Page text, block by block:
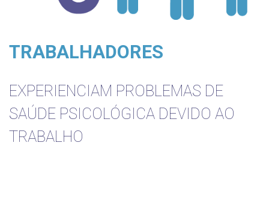
TRABALHADORES
EXPERIENCIAM PROBLEMAS DE
SAÚDE PSICOLÓGICA DEVIDO AO
TRABALHO